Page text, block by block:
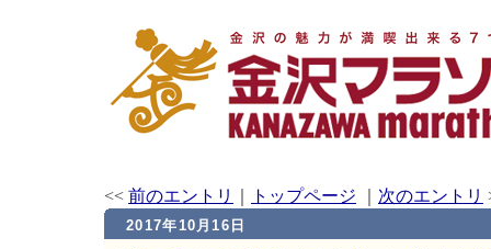
<< 前のエントリ トップページ 次のエントリ
2017年10月16日